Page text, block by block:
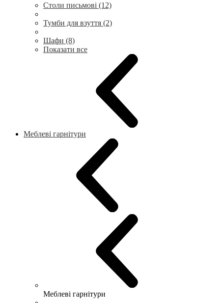
Столи письмові (12)
Тумби для взуття (2)
Шафи (8)
Показати все
Меблеві гарнітури
Меблеві гарнітури